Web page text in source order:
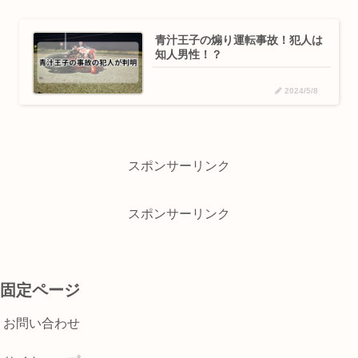
青汁王子の煽り運転事故！犯人は
知人男性！？
2024/5/8
スポンサーリンク
スポンサーリンク
固定ページ
お問い合わせ